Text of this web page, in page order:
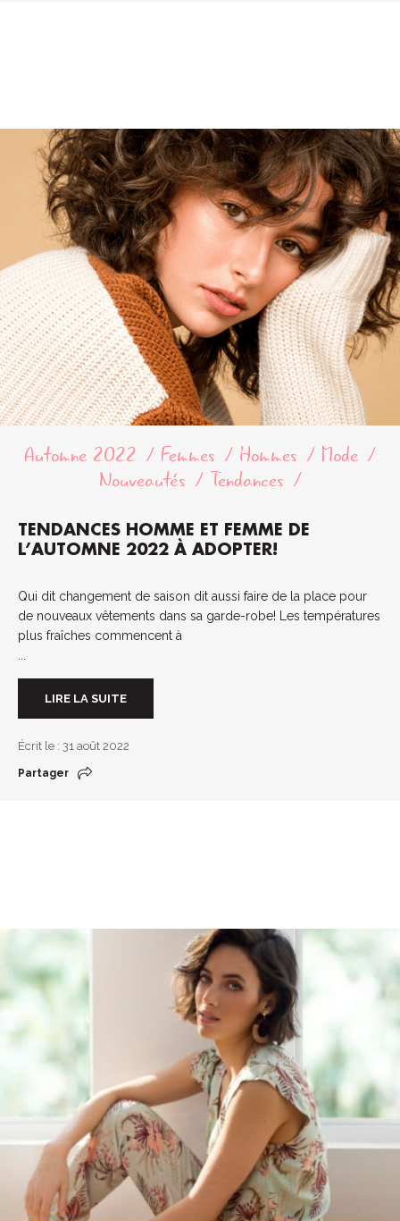
Automne 2022 Femmes Hommes
Mode
Nouveautés
Tendances
TENDANCES HOMME ET FEMME DE
L’AUTOMNE 2022 À ADOPTER!
Qui dit changement de saison dit aussi faire de la place pour
de nouveaux vêtements dans sa garde-robe! Les températures
plus fraîches commencent à
LIRE LA SUITE
Écrit le : 31 août 2022
Partager